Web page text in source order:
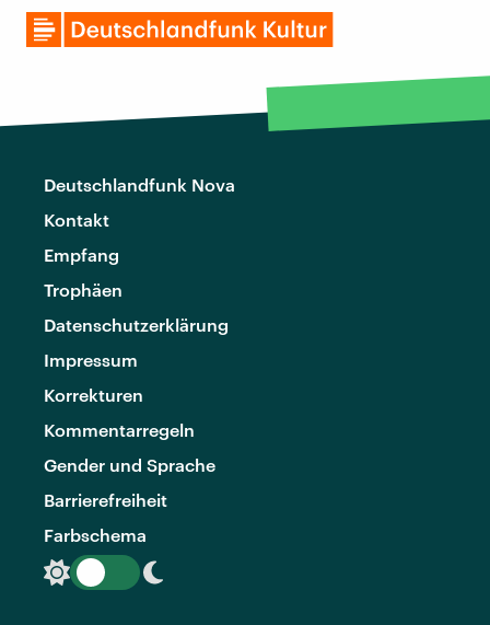
Deutschlandfunk Nova
Kontakt
Empfang
Trophäen
Datenschutzerklärung
Impressum
Korrekturen
Kommentarregeln
Gender und Sprache
Barrierefreiheit
Farbschema